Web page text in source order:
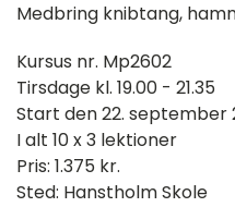
Medbring knibtang,
Kursus nr. Mp2602
Tirsdage kl. 19.00 - 21.35
Start den 22. september
I alt 10 x 3 lektioner
Pris: 1.375 kr.
Sted: Hanstholm Skole